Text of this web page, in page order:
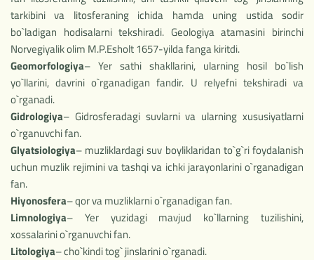
tarkibini va litosferaning ichida hamda uning ustida sodir
bo`ladigan hodisalarni tekshiradi. Geologiya atamasini birinchi
Norvegiyalik olim M.P.Esholt 1657-yilda fanga kiritdi.
Geomorfologiya– Yer sathi shakllarini, ularning hosil bo`lish
yo`llarini, davrini o`rganadigan fandir. U relyefni tekshiradi va
o`rganadi.
Gidrologiya– Gidrosferadagi suvlarni va ularning xususiyatlarni
o`rganuvchi fan.
Glyatsiologiya– muzliklardagi suv boyliklaridan to`g`ri foydalanish
uchun muzlik rejimini va tashqi va ichki jarayonlarini o`rganadigan
fan.
Hiyonosfera– qor va muzliklarni o`rganadigan fan.
Limnologiya– Yer yuzidagi mavjud ko`llarning tuzilishini,
xossalarini o`rganuvchi fan.
Litologiya– cho`kindi tog` jinslarini o`rganadi.